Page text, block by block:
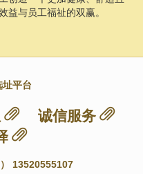
益与员工福祉的双赢。
址平台
诚信服务
13520555107